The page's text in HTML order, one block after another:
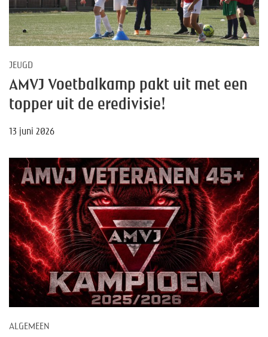
JEUGD
AMVJ Voetbalkamp pakt uit met een
topper uit de eredivisie!
13 juni 2026
ALGEMEEN